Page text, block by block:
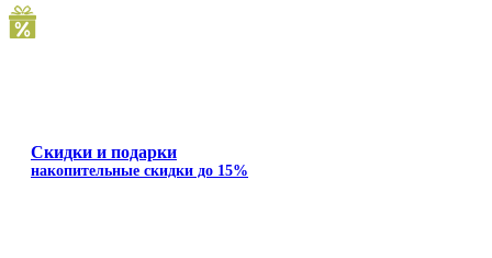
Скидки и подарки
накопительные скидки до 15%